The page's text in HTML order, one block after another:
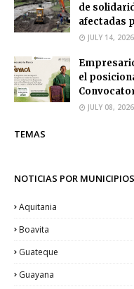
de
afectadas
JULY 14, 2026
el
JULY 08, 2026
TEMAS
NOTICIAS POR MUNICIPIOS
Aquitania
Boavita
Guateque
Guayana